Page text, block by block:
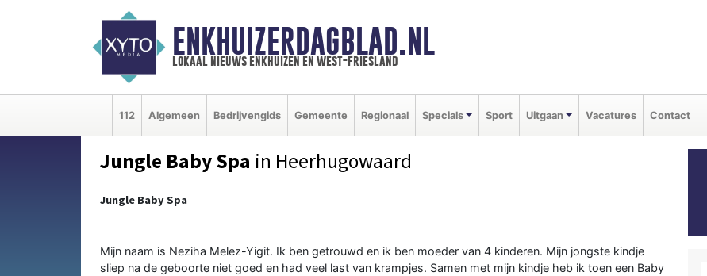
ENKHUIZERDAGBLAD.NL
lokaal nieuws enkhuizen en west-friesland
112 Algemeen Bedrijvengids Gemeente Regionaal Specials Sport Uitgaan Vacatures Contact
Jungle Baby Spa in Heerhugowaard
Jungle Baby Spa
Mijn naam is Neziha Melez-Yigit. Ik ben getrouwd en ik ben moeder van 4 kinderen. Mijn jongste kindje
sliep na de geboorte niet goed en had veel last van krampjes. Samen met mijn kindje heb ik toen een Baby